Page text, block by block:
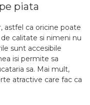
piata
astfel ca oricine poate
calitate si nimeni nu
sunt accesibile
isi permite sa
sa. Mai mult,
atractive care fac ca